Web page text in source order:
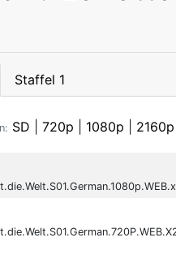
Staffel 1
SD 720p 1080p 2160p